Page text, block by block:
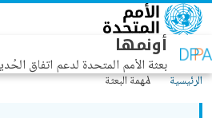
تجاوز إلى المحتوى الرئيسي
أونمها
بعثة الأمم المتحدة لدعم اتفاق
الرئيسية مهمة البعثة